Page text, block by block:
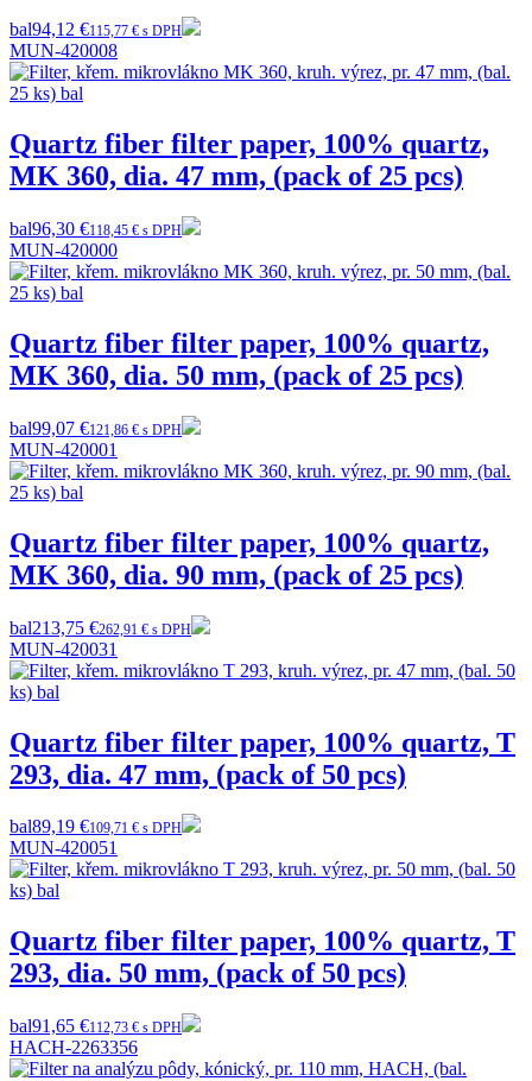
bal94,12 €115,77 € s DPH
MUN-420008
Quartz fiber filter paper, 100% quartz,
MK 360, dia. 47 mm, (pack of 25 pcs)
bal96,30 €118,45 € s DPH
MUN-420000
Quartz fiber filter paper, 100% quartz,
MK 360, dia. 50 mm, (pack of 25 pcs)
bal99,07 €121,86 € s DPH
MUN-420001
Quartz fiber filter paper, 100% quartz,
MK 360, dia. 90 mm, (pack of 25 pcs)
bal213,75 €262,91 € s DPH
MUN-420031
Quartz fiber filter paper, 100% quartz, T
293, dia. 47 mm, (pack of 50 pcs)
bal89,19 €109,71 € s DPH
MUN-420051
Quartz fiber filter paper, 100% quartz, T
293, dia. 50 mm, (pack of 50 pcs)
bal91,65 €112,73 € s DPH
HACH-2263356